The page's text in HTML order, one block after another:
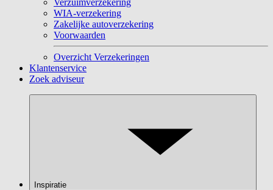
WIA-verzekering
Zakelijke autoverzekering
Voorwaarden
Overzicht Verzekeringen
Klantenservice
Zoek adviseur
Inspiratie